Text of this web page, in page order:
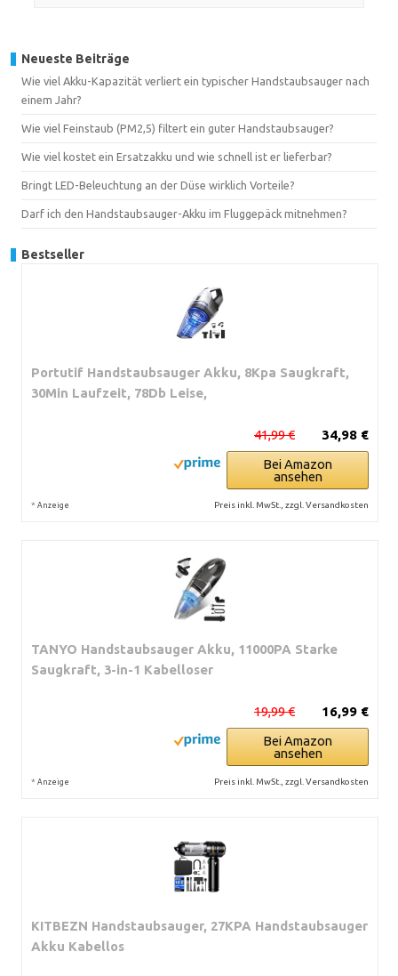
Neueste Beiträge
Wie viel Akku-Kapazität verliert ein typischer Handstaubsauger nach
einem Jahr?
Wie viel Feinstaub (PM2,5) filtert ein guter Handstaubsauger?
Wie viel kostet ein Ersatzakku und wie schnell ist er lieferbar?
Bringt LED-Beleuchtung an der Düse wirklich Vorteile?
Darf ich den Handstaubsauger-Akku im Fluggepäck mitnehmen?
Bestseller
Portutif Handstaubsauger Akku, 8Kpa Saugkraft,
30Min Laufzeit, 78Db Leise,
34,98 €
41,99 €
Bei Amazon
ansehen
* Anzeige Preis inkl. MwSt., zzgl. Versandkosten
TANYO Handstaubsauger Akku, 11000PA Starke
Saugkraft, 3-in-1 Kabelloser
16,99 €
19,99 €
Bei Amazon
ansehen
* Anzeige Preis inkl. MwSt., zzgl. Versandkosten
KITBEZN Handstaubsauger, 27KPA Handstaubsauger
Akku Kabellos